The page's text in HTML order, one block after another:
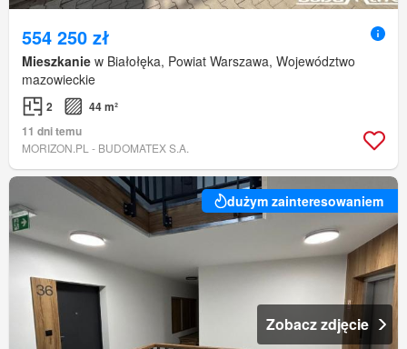
554 250 zł
Mieszkanie w Białołęka, Powiat Warszawa, Województwo
mazowieckie
2
44 m²
11 dni temu
MORIZON.PL - BUDOMATEX S.A.
dużym zainteresowaniem
Zobacz zdjęcie